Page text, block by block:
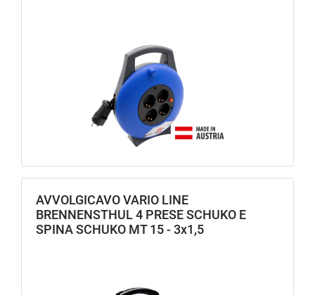
AVVOLGICAVO VARIO LINE
BRENNENSTHUL 4 PRESE SCHUKO E
SPINA SCHUKO MT 15 - 3x1,5